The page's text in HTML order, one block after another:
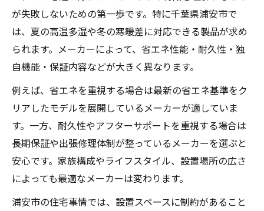
が失敗しないための第一歩です。特に千葉県浦安市で
は、夏の高温多湿や冬の寒暖差に対応できる製品が求め
られます。メーカーによって、省エネ性能・耐久性・独
自機能・保証内容などが大きく異なります。
例えば、省エネを重視する場合は最新の省エネ基準をク
リアしたモデルを展開しているメーカーが適していま
す。一方、耐久性やアフターサポートを重視する場合は
長期保証や出張修理体制が整っているメーカーを選ぶと
安心です。家族構成やライフスタイル、設置場所の広さ
によっても最適なメーカーは変わります。
浦安市の住宅事情では、設置スペースに制約があること